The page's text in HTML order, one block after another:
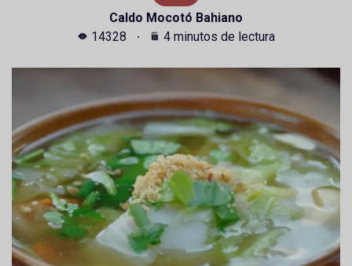
Caldo Mocotó Bahiano
14328
4 minutos de lectura